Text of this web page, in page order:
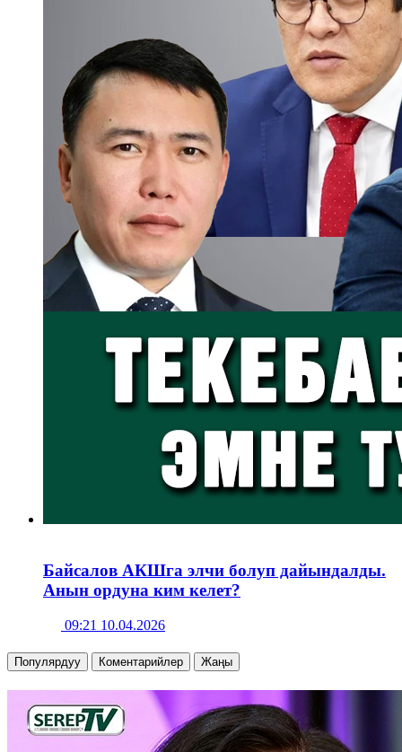
Байсалов АКШга элчи болуп дайындалды.
Анын ордуна ким келет?
09:21 10.04.2026
Популярдуу Коментарийлер Жаңы